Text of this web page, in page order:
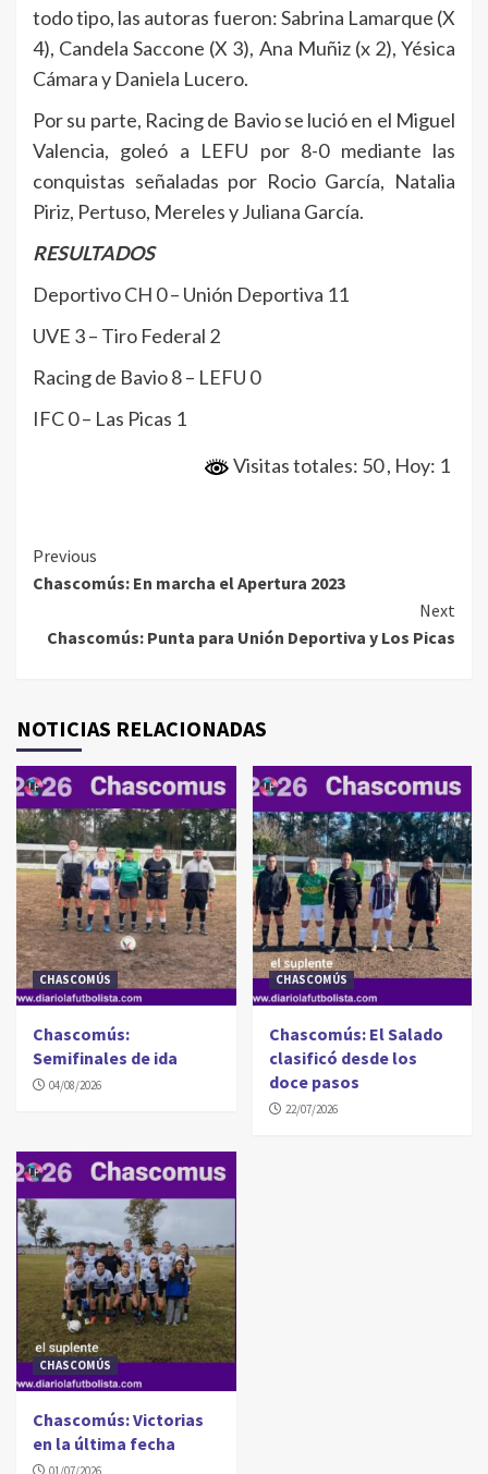
todo tipo, las autoras fueron: Sabrina Lamarque (X
4), Candela Saccone (X 3), Ana Muñiz (x 2), Yésica
Cámara y Daniela Lucero.
Por su parte, Racing de Bavio se lució en el Miguel
Valencia, goleó a LEFU por 8-0 mediante las
conquistas señaladas por Rocio García, Natalia
Piriz, Pertuso, Mereles y Juliana García.
RESULTADOS
Deportivo CH 0 – Unión Deportiva 11
UVE 3 – Tiro Federal 2
Racing de Bavio 8 – LEFU 0
IFC 0 – Las Picas 1
Visitas totales: 50, Hoy: 1
Continue
Reading
Previous
Chascomús: En marcha el Apertura 2023
Next
Chascomús: Punta para Unión Deportiva y Los Picas
NOTICIAS RELACIONADAS
CHASCOMÚS
Chascomús:
Semifinales de ida
04/08/2026
CHASCOMÚS
Chascomús: El Salado
clasificó desde los
doce pasos
22/07/2026
CHASCOMÚS
Chascomús: Victorias
en la última fecha